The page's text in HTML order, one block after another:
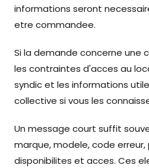
informations seront
etre commandee.
Si la demande concerne une
les contraintes d'acces au
syndic et les informations
collective si vous les
Un message court suffit
marque, modele, code
disponibilites et acces. Ces